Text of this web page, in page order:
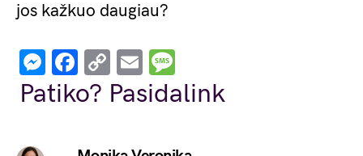
jos kažkuo daugiau?
Messenger
Facebook
Copy
Link
Email
Patiko? Pasidalink